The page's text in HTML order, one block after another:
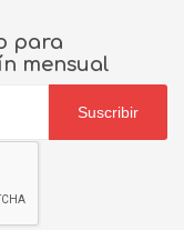
para
mensual
Suscribir